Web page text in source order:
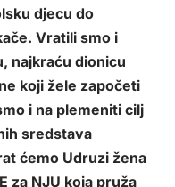
djecu do
Vratili smo i
najkraću dionicu
koji žele započeti
i na plemeniti cilj
sredstava
ćemo Udruzi žena
za NJU koja pruža